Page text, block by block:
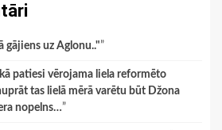
gājiens uz Aglonu.."”
patiesi vērojama liela reformēto
tas lielā mērā varētu būt Džona
nopelns…”